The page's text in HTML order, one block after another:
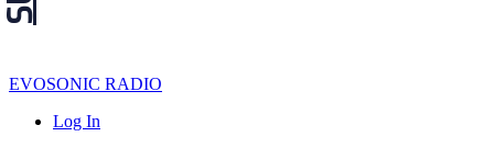
EVOSONIC RADIO
Log In